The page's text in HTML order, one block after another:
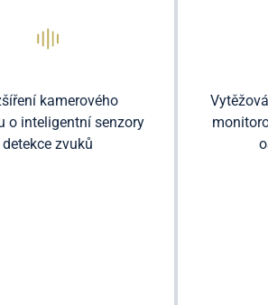
kamerového
o inteligentní senzory
detekce zvuků